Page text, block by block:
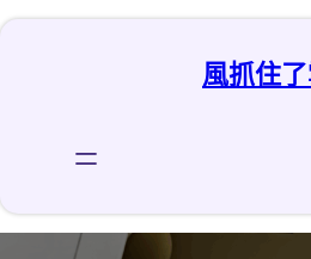
跳
風抓住